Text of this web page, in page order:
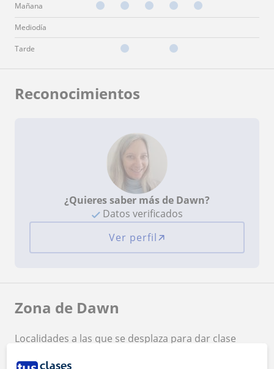
Mañana
Mediodía
Tarde
Reconocimientos
¿Quieres saber más de Dawn?
Datos verificados
Ver perfil
Zona de Dawn
Localidades a las que se desplaza para dar clase
Ansoáin